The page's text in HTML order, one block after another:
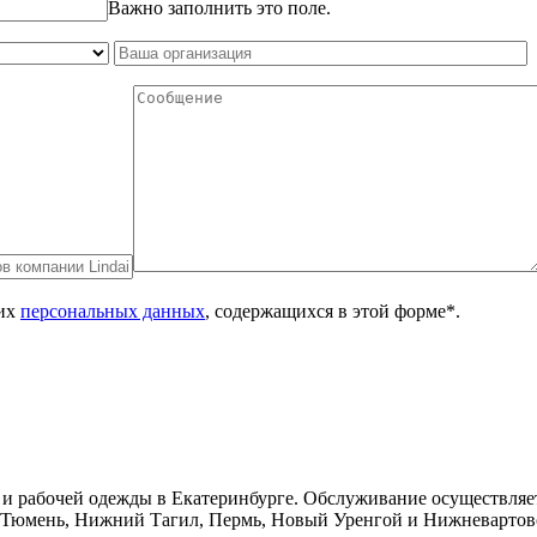
Важно заполнить это поле.
персональных данных, содержащихся в этой форме*.
рабочей одежды в Екатеринбурге. Обслуживание
Нижний Тагил, Пермь, Новый Уренгой и